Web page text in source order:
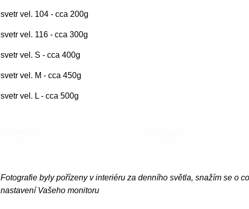
svetr vel. 104 - cca 200g
svetr vel. 116 - cca 300g
svetr vel. S - cca 400g
svetr vel. M - cca 450g
svetr vel. L - cca 500g
Fotografie byly pořízeny v interiéru za denního světla, snažím se o
nastavení Vašeho monitoru